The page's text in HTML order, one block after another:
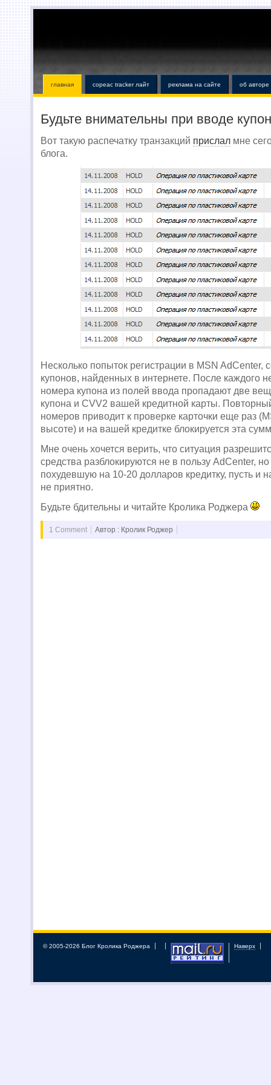
главная copeac tracker лайт реклама на сайте об авторе
Будьте внимательны при вводе
Вот такую распечатку транзакций прислал мне
блога.
Несколько попыток регистрации в MSN AdCenter,
купонов, найденных в интернете. После каждого
номера купона из полей ввода пропадают две
купона и CVV2 вашей кредитной карты.
номеров приводит к проверке карточки еще раз
высоте) и на вашей кредитке блокируется эта
Мне очень хочется верить, что ситуация
средства разблокируются не в пользу AdCenter,
похудевшую на 10-20 долларов кредитку, пусть и
не приятно.
Будьте бдительны и читайте Кролика Роджера
1 Comment Автор : Кролик Роджер
© 2005-2026 Блог Кролика Роджера Наверх